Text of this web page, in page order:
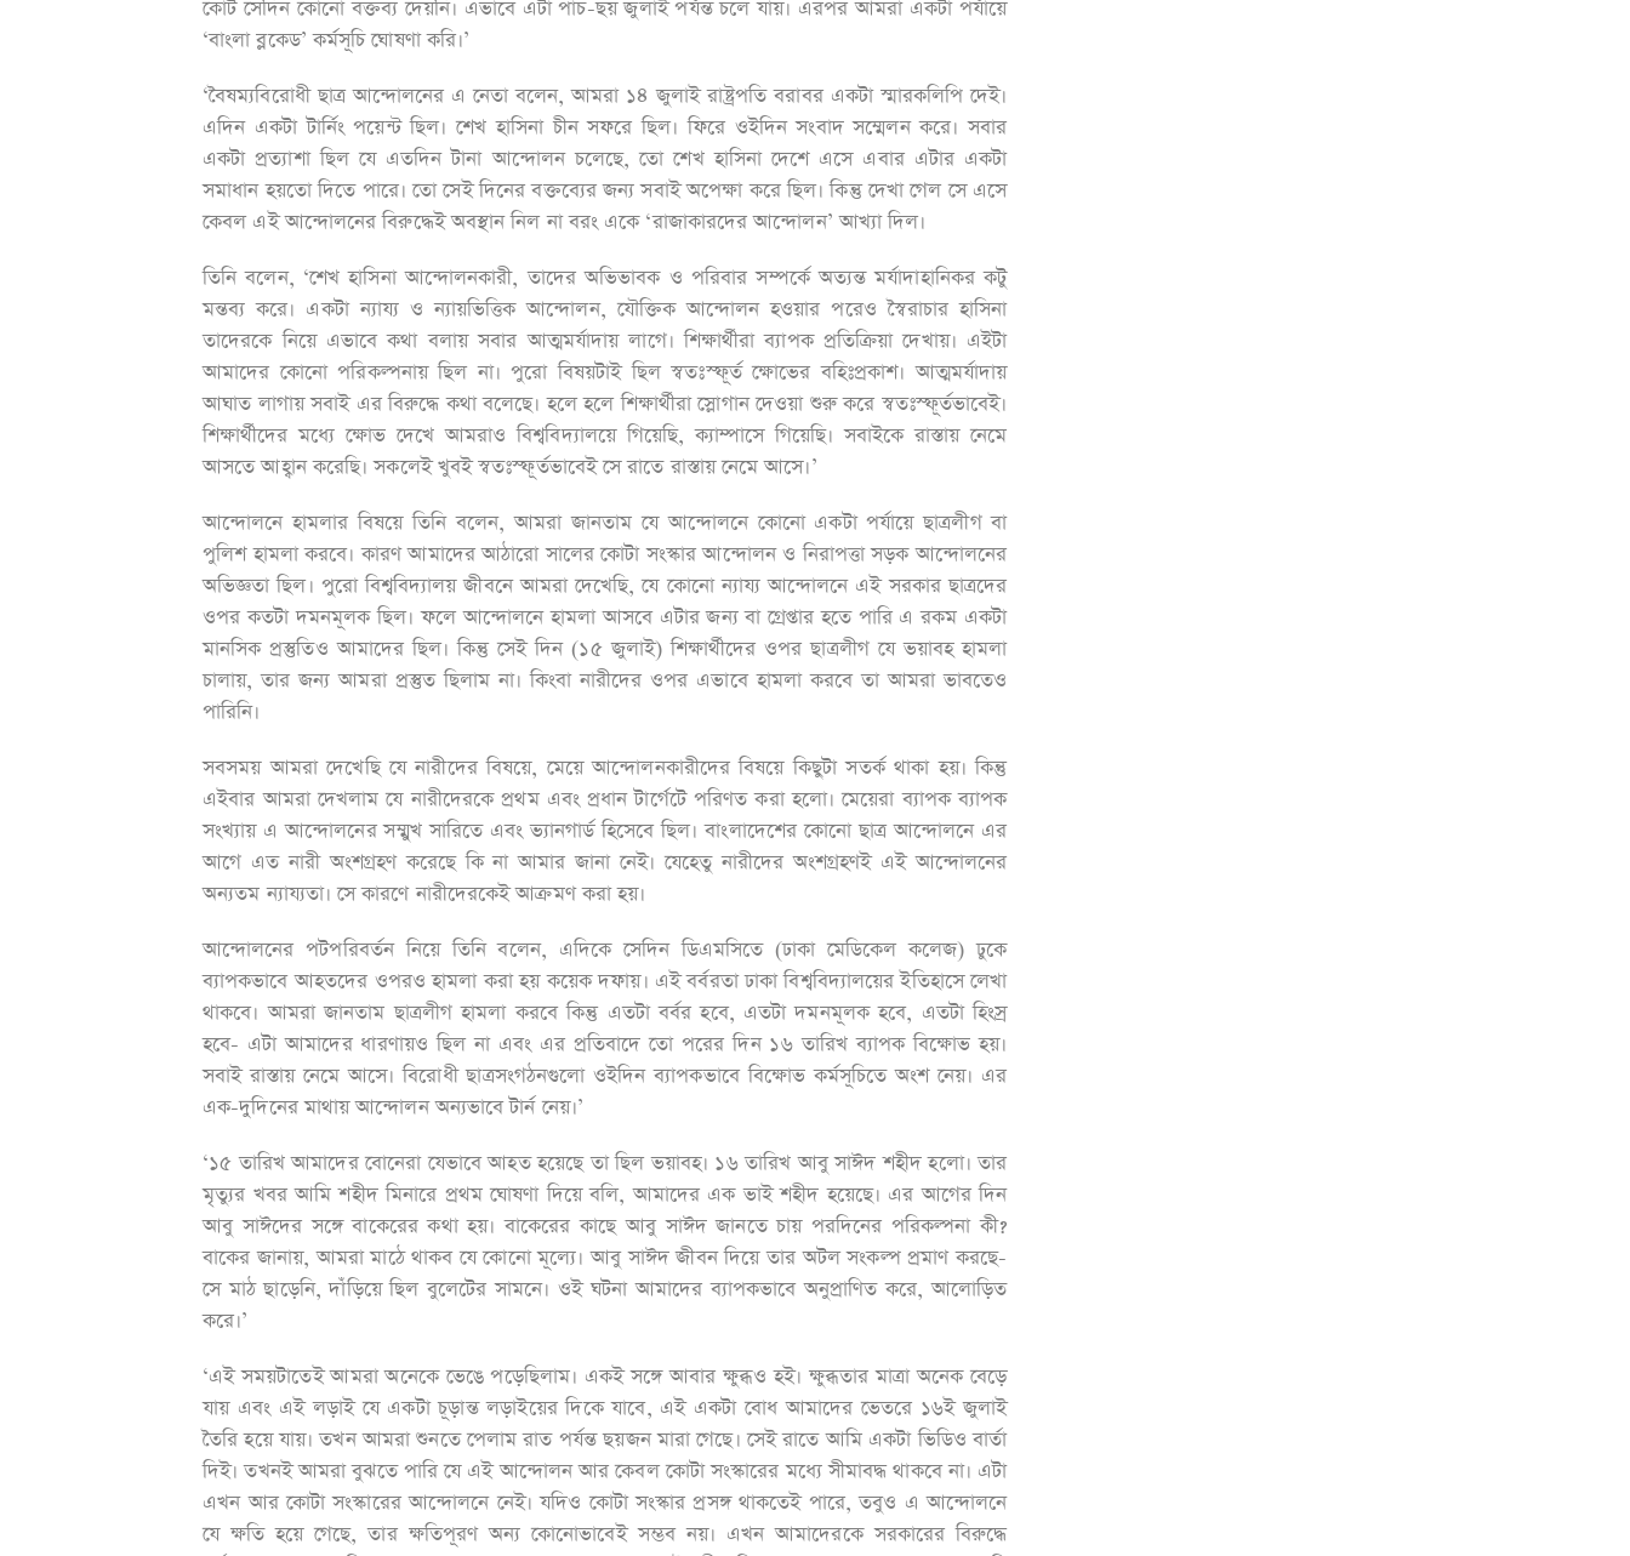
কোর্ট সেদিন কোনো বক্তব্য দেয়নি। এভাবে এটা পাঁচ-ছয় জুলাই পর্যন্ত চলে যায়। এরপর আমরা একটা পর্যায়ে
‘বাংলা ব্লকেড’ কর্মসূচি ঘোষণা করি।’
‘বৈষম্যবিরোধী ছাত্র আন্দোলনের এ নেতা বলেন, আমরা ১৪ জুলাই রাষ্ট্রপতি বরাবর একটা স্মারকলিপি দেই।
এদিন একটা টার্নিং পয়েন্ট ছিল। শেখ হাসিনা চীন সফরে ছিল। ফিরে ওইদিন সংবাদ সম্মেলন করে। সবার
একটা প্রত্যাশা ছিল যে এতদিন টানা আন্দোলন চলেছে, তো শেখ হাসিনা দেশে এসে এবার এটার একটা
সমাধান হয়তো দিতে পারে। তো সেই দিনের বক্তব্যের জন্য সবাই অপেক্ষা করে ছিল। কিন্তু দেখা গেল সে এসে
কেবল এই আন্দোলনের বিরুদ্ধেই অবস্থান নিল না বরং একে ‘রাজাকারদের আন্দোলন’ আখ্যা দিল।
তিনি বলেন, ‘শেখ হাসিনা আন্দোলনকারী, তাদের অভিভাবক ও পরিবার সম্পর্কে অত্যন্ত মর্যাদাহানিকর কটু
মন্তব্য করে। একটা ন্যায্য ও ন্যায়ভিত্তিক আন্দোলন, যৌক্তিক আন্দোলন হওয়ার পরেও স্বৈরাচার হাসিনা
তাদেরকে নিয়ে এভাবে কথা বলায় সবার আত্মমর্যাদায় লাগে। শিক্ষার্থীরা ব্যাপক প্রতিক্রিয়া দেখায়। এইটা
আমাদের কোনো পরিকল্পনায় ছিল না। পুরো বিষয়টাই ছিল স্বতঃস্ফূর্ত ক্ষোভের বহিঃপ্রকাশ। আত্মমর্যাদায়
আঘাত লাগায় সবাই এর বিরুদ্ধে কথা বলেছে। হলে হলে শিক্ষার্থীরা স্লোগান দেওয়া শুরু করে স্বতঃস্ফূর্তভাবেই।
শিক্ষার্থীদের মধ্যে ক্ষোভ দেখে আমরাও বিশ্ববিদ্যালয়ে গিয়েছি, ক্যাম্পাসে গিয়েছি। সবাইকে রাস্তায় নেমে
আসতে আহ্বান করেছি। সকলেই খুবই স্বতঃস্ফূর্তভাবেই সে রাতে রাস্তায় নেমে আসে।’
আন্দোলনে হামলার বিষয়ে তিনি বলেন, আমরা জানতাম যে আন্দোলনে কোনো একটা পর্যায়ে ছাত্রলীগ বা
পুলিশ হামলা করবে। কারণ আমাদের আঠারো সালের কোটা সংস্কার আন্দোলন ও নিরাপত্তা সড়ক আন্দোলনের
অভিজ্ঞতা ছিল। পুরো বিশ্ববিদ্যালয় জীবনে আমরা দেখেছি, যে কোনো ন্যায্য আন্দোলনে এই সরকার ছাত্রদের
ওপর কতটা দমনমূলক ছিল। ফলে আন্দোলনে হামলা আসবে এটার জন্য বা গ্রেপ্তার হতে পারি এ রকম একটা
মানসিক প্রস্তুতিও আমাদের ছিল। কিন্তু সেই দিন (১৫ জুলাই) শিক্ষার্থীদের ওপর ছাত্রলীগ যে ভয়াবহ হামলা
চালায়, তার জন্য আমরা প্রস্তুত ছিলাম না। কিংবা নারীদের ওপর এভাবে হামলা করবে তা আমরা ভাবতেও
পারিনি।
সবসময় আমরা দেখেছি যে নারীদের বিষয়ে, মেয়ে আন্দোলনকারীদের বিষয়ে কিছুটা সতর্ক থাকা হয়। কিন্তু
এইবার আমরা দেখলাম যে নারীদেরকে প্রথম এবং প্রধান টার্গেটে পরিণত করা হলো। মেয়েরা ব্যাপক ব্যাপক
সংখ্যায় এ আন্দোলনের সম্মুখ সারিতে এবং ভ্যানগার্ড হিসেবে ছিল। বাংলাদেশের কোনো ছাত্র আন্দোলনে এর
আগে এত নারী অংশগ্রহণ করেছে কি না আমার জানা নেই। যেহেতু নারীদের অংশগ্রহণই এই আন্দোলনের
অন্যতম ন্যায্যতা। সে কারণে নারীদেরকেই আক্রমণ করা হয়।
আন্দোলনের পটপরিবর্তন নিয়ে তিনি বলেন, এদিকে সেদিন ডিএমসিতে (ঢাকা মেডিকেল কলেজ) ঢুকে
ব্যাপকভাবে আহতদের ওপরও হামলা করা হয় কয়েক দফায়। এই বর্বরতা ঢাকা বিশ্ববিদ্যালয়ের ইতিহাসে লেখা
থাকবে। আমরা জানতাম ছাত্রলীগ হামলা করবে কিন্তু এতটা বর্বর হবে, এতটা দমনমূলক হবে, এতটা হিংস্র
হবে- এটা আমাদের ধারণায়ও ছিল না এবং এর প্রতিবাদে তো পরের দিন ১৬ তারিখ ব্যাপক বিক্ষোভ হয়।
সবাই রাস্তায় নেমে আসে। বিরোধী ছাত্রসংগঠনগুলো ওইদিন ব্যাপকভাবে বিক্ষোভ কর্মসূচিতে অংশ নেয়। এর
এক-দুদিনের মাথায় আন্দোলন অন্যভাবে টার্ন নেয়।’
‘১৫ তারিখ আমাদের বোনেরা যেভাবে আহত হয়েছে তা ছিল ভয়াবহ। ১৬ তারিখ আবু সাঈদ শহীদ হলো। তার
মৃত্যুর খবর আমি শহীদ মিনারে প্রথম ঘোষণা দিয়ে বলি, আমাদের এক ভাই শহীদ হয়েছে। এর আগের দিন
আবু সাঈদের সঙ্গে বাকেরের কথা হয়। বাকেরের কাছে আবু সাঈদ জানতে চায় পরদিনের পরিকল্পনা কী?
বাকের জানায়, আমরা মাঠে থাকব যে কোনো মূল্যে। আবু সাঈদ জীবন দিয়ে তার অটল সংকল্প প্রমাণ করছে-
সে মাঠ ছাড়েনি, দাঁড়িয়ে ছিল বুলেটের সামনে। ওই ঘটনা আমাদের ব্যাপকভাবে অনুপ্রাণিত করে, আলোড়িত
করে।’
‘এই সময়টাতেই আমরা অনেকে ভেঙে পড়েছিলাম। একই সঙ্গে আবার ক্ষুব্ধও হই। ক্ষুব্ধতার মাত্রা অনেক বেড়ে
যায় এবং এই লড়াই যে একটা চূড়ান্ত লড়াইয়ের দিকে যাবে, এই একটা বোধ আমাদের ভেতরে ১৬ই জুলাই
তৈরি হয়ে যায়। তখন আমরা শুনতে পেলাম রাত পর্যন্ত ছয়জন মারা গেছে। সেই রাতে আমি একটা ভিডিও বার্তা
দিই। তখনই আমরা বুঝতে পারি যে এই আন্দোলন আর কেবল কোটা সংস্কারের মধ্যে সীমাবদ্ধ থাকবে না। এটা
এখন আর কোটা সংস্কারের আন্দোলনে নেই। যদিও কোটা সংস্কার প্রসঙ্গ থাকতেই পারে, তবুও এ আন্দোলনে
যে ক্ষতি হয়ে গেছে, তার ক্ষতিপূরণ অন্য কোনোভাবেই সম্ভব নয়। এখন আমাদেরকে সরকারের বিরুদ্ধে